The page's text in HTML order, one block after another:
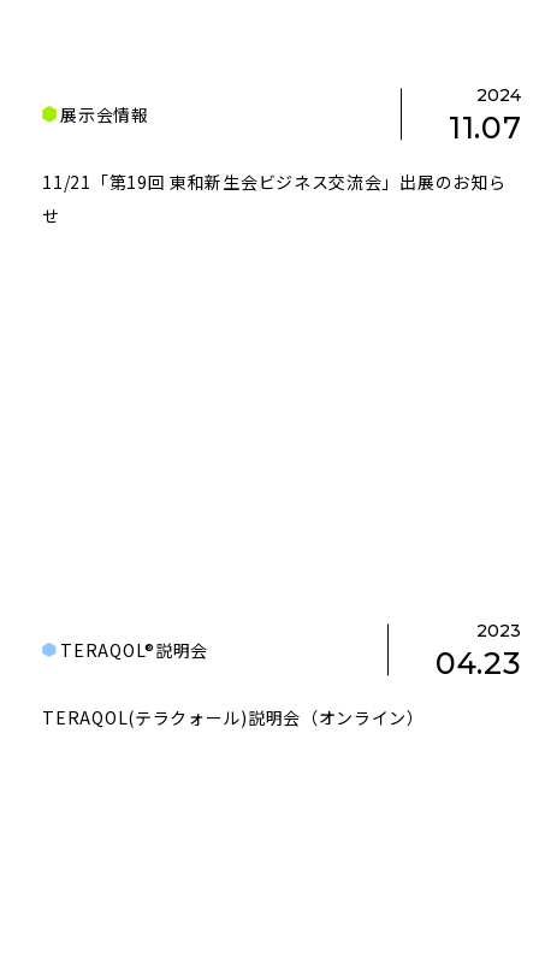
展示会情報
2024
11.07
11/21「第19回 東和新生会ビジネス交流会」出展のお知ら
せ
TERAQOL®説明会
2023
04.23
TERAQOL(テラクォール)説明会（オンライン）